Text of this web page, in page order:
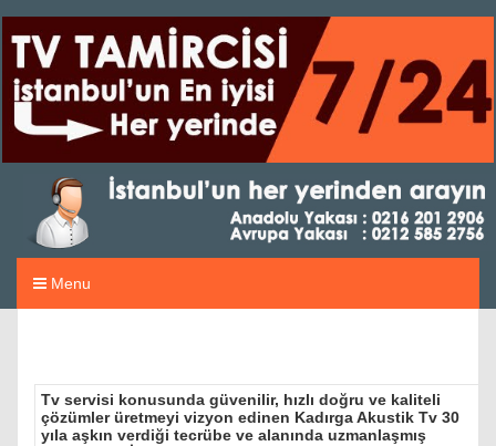
Menu
Tv servisi konusunda güvenilir, hızlı doğru ve kaliteli
çözümler üretmeyi vizyon edinen Kadırga Akustik Tv 30
yıla aşkın verdiği tecrübe ve alanında uzmanlaşmış